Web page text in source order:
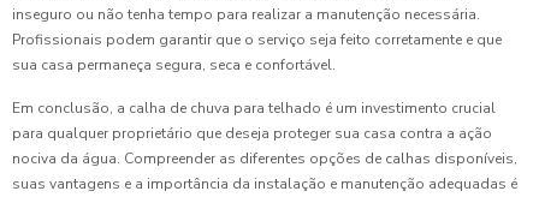
inseguro ou não tenha tempo para realizar a manutenção necessária.
Profissionais podem garantir que o serviço seja feito corretamente e que
sua casa permaneça segura, seca e confortável.
Em conclusão, a calha de chuva para telhado é um investimento crucial
para qualquer proprietário que deseja proteger sua casa contra a ação
nociva da água. Compreender as diferentes opções de calhas disponíveis,
suas vantagens e a importância da instalação e manutenção adequadas é